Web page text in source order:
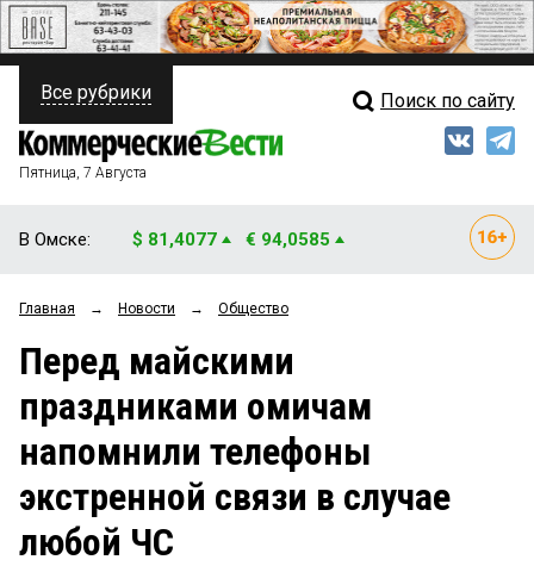
ПОЛИТИКА
ФИНАНСЫ
ОБЩЕСТВО
ЗАКОН
НОВОСТИ КОМПАНИЙ
СТИЛЬ ЖИЗНИ
Свежий выпуск
Блоги
Архив
Все рубрики Поиск по сайту
Пятница, 7 Августа
В Омске: $ 81,4077 € 94,0585
Главная → Новости → Общество
Перед майскими
праздниками омичам
напомнили телефоны
экстренной связи в случае
любой ЧС